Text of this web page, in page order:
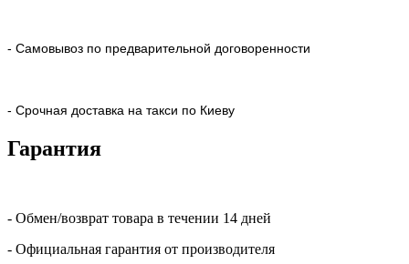
- Самовывоз по предварительной договоренности
- Срочная доставка на такси по Киеву
Гарантия
- Обмен/возврат товара в течении 14 дней
- Официальная гарантия от производителя